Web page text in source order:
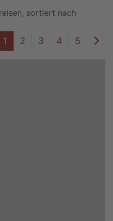
sortiert nach
Seite
1 2 3 4 5